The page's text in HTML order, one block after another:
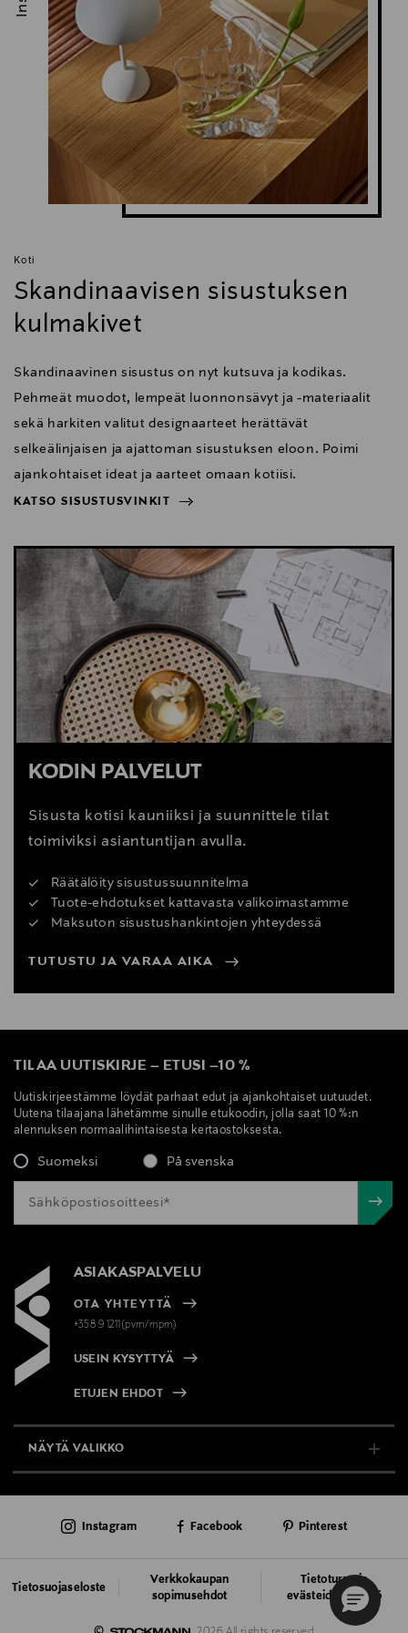
Koti
Skandinaavisen sisustuksen
kulmakivet
Skandinaavinen sisustus on nyt kutsuva ja kodikas.
Pehmeät muodot, lempeät luonnonsävyt ja -materiaalit
sekä harkiten valitut designaarteet herättävät
selkeälinjaisen ja ajattoman sisustuksen eloon. Poimi
ajankohtaiset ideat ja aarteet omaan kotiisi.
KATSO SISUSTUSVINKIT
KATSO SISUSTUSVINKIT
KODIN PALVELUT
Sisusta kotisi kauniiksi ja suunnittele tilat
toimiviksi asiantuntijan avulla.
Räätälöity sisustussuunnitelma
Tuote-ehdotukset kattavasta valikoimastamme
Maksuton sisustushankintojen yhteydessä
TUTUSTU JA VARAA AIKA
TILAA UUTISKIRJE – ETUSI –10 %
Uutiskirjeestämme löydät parhaat edut ja ajankohtaiset uutuudet.
Uutena tilaajana lähetämme sinulle etukoodin, jolla saat 10 %:n
alennuksen normaalihintaisesta kertaostoksesta.
Suomeksi På svenska
ASIAKASPALVELU
OTA YHTEYTTÄ
+358 9 1211(pvm/mpm)
USEIN KYSYTTYÄ
ETUJEN EHDOT
NÄYTÄ VALIKKO
AJANKOHTAISTA
Tietosuojaseloste
Verkkokaupan
sopimusehdot
Tietoturva ja
evästeiden käyttö
Instagram Facebook Pinterest